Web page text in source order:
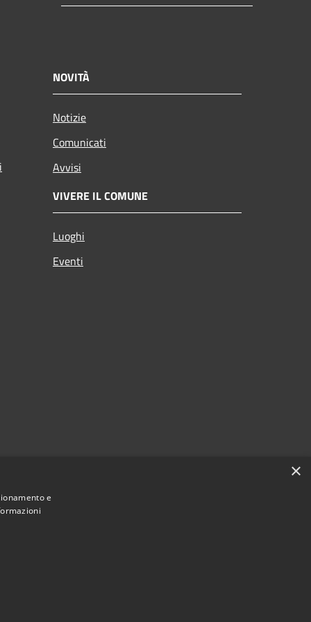
NOVITÀ
Notizie
Comunicati
Avvisi
VIVERE IL COMUNE
Luoghi
Eventi
×
e